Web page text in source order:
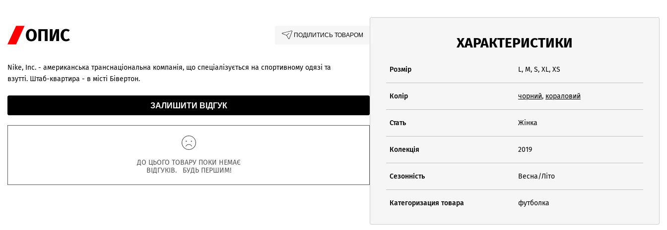
ОПИС ПОДІЛИТИСЬ ТОВАРОМ
Nike, Inc. - американська транснаціональна компанія, що спеціалізується на спортивному одязі та
взутті. Штаб-квартира - в місті Бівертон.
ЗАЛИШИТИ ВІДГУК
ДО ЦЬОГО ТОВАРУ ПОКИ НЕМАЄ
ВІДГУКІВ. БУДЬ ПЕРШИМ!
ХАРАКТЕРИСТИКИ
Розмір L, M, S, XL, XS
Колір чорний, кораловий
Стать Жінка
Колекція 2019
Сезонність Весна/Літо
Категоризация товара футболка